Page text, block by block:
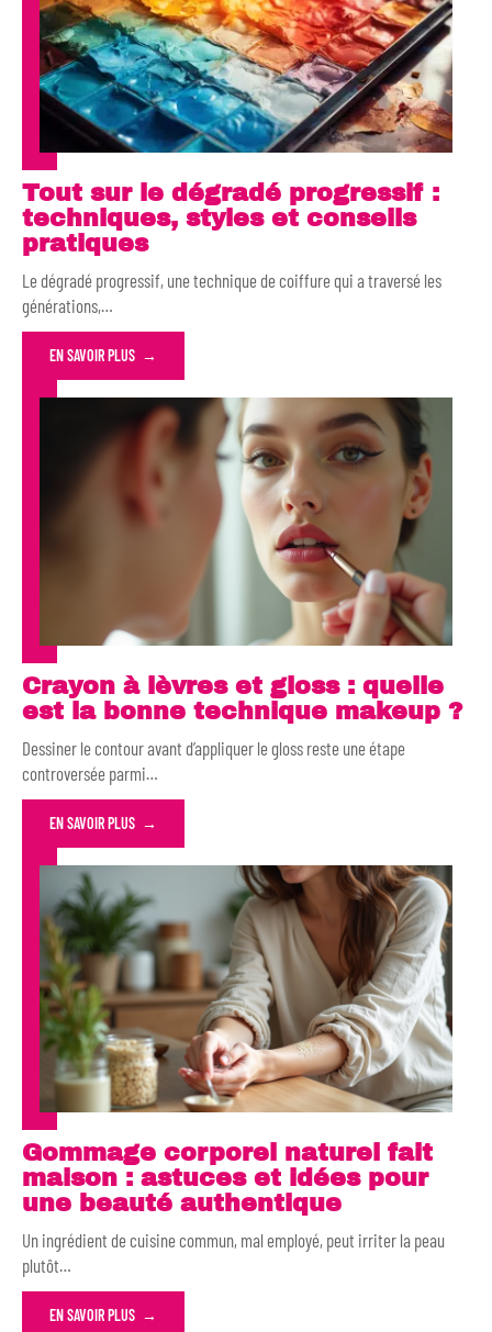
Tout sur le dégradé progressif :
techniques, styles et conseils
pratiques
Le dégradé progressif, une technique de coiffure qui a traversé les
générations,…
EN SAVOIR PLUS
Crayon à lèvres et gloss : quelle
est la bonne technique makeup ?
Dessiner le contour avant d’appliquer le gloss reste une étape
controversée parmi…
EN SAVOIR PLUS
Gommage corporel naturel fait
maison : astuces et idées pour
une beauté authentique
Un ingrédient de cuisine commun, mal employé, peut irriter la peau
plutôt…
EN SAVOIR PLUS